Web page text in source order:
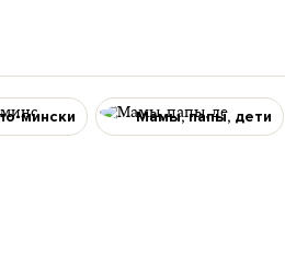
мински Мамы, папы, дети